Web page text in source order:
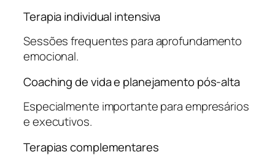
Terapia individual intensiva
Sessões frequentes para aprofundamento
emocional.
Coaching de vida e planejamento pós-alta
Especialmente importante para empresários
e executivos.
Terapias complementares